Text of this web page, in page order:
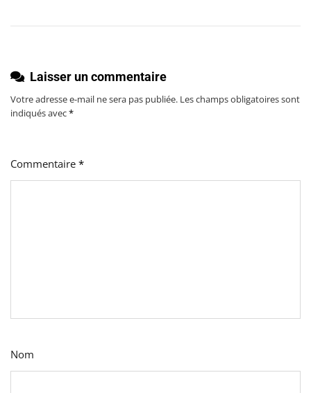
l’article
Laisser un commentaire
Votre adresse e-mail ne sera pas publiée. Les champs obligatoires sont
indiqués avec*
Commentaire *
Nom